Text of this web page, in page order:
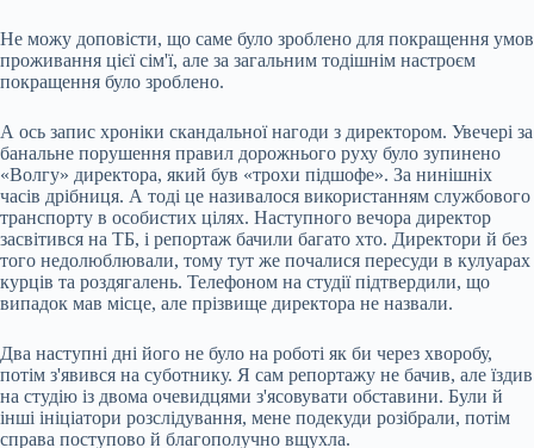
Не можу доповісти, що саме було зроблено для покращення умов
проживання цієї сім'ї, але за загальним тодішнім настроєм
покращення було зроблено.
А ось запис хроніки скандальної нагоди з директором. Увечері за
банальне порушення правил дорожнього руху було зупинено
«Волгу» директора, який був «трохи підшофе». За нинішніх
часів дрібниця. А тоді це називалося використанням службового
транспорту в особистих цілях. Наступного вечора директор
засвітився на ТБ, і репортаж бачили багато хто. Директори й без
того недолюблювали, тому тут же почалися пересуди в кулуарах
курців та роздягалень. Телефоном на студії підтвердили, що
випадок мав місце, але прізвище директора не назвали.
Два наступні дні його не було на роботі як би через хворобу,
потім з'явився на суботнику. Я сам репортажу не бачив, але їздив
на студію із двома очевидцями з'ясовувати обставини. Були й
інші ініціатори розслідування, мене подекуди розібрали, потім
справа поступово й благополучно вщухла.